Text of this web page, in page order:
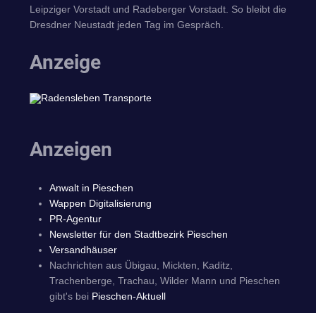
Leipziger Vorstadt und Radeberger Vorstadt. So bleibt die
Dresdner Neustadt jeden Tag im Gespräch.
Anzeige
Anzeigen
Anwalt in Pieschen
Wappen Digitalisierung
PR-Agentur
Newsletter für den Stadtbezirk Pieschen
Versandhäuser
Nachrichten aus Übigau, Mickten, Kaditz,
Trachenberge, Trachau, Wilder Mann und Pieschen
gibt's bei Pieschen-Aktuell